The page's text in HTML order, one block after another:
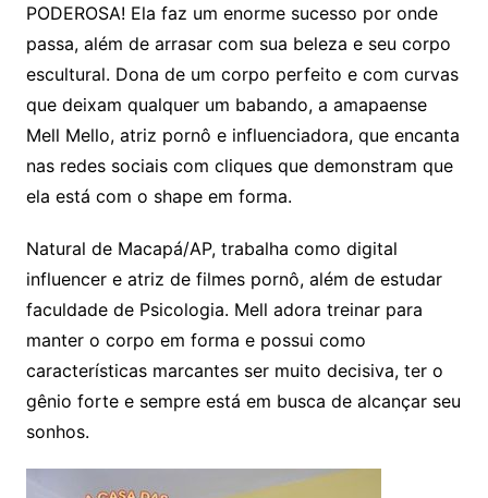
PODEROSA! Ela faz um enorme sucesso por onde
passa, além de arrasar com sua beleza e seu corpo
escultural. Dona de um corpo perfeito e com curvas
que deixam qualquer um babando, a amapaense
Mell Mello, atriz pornô e influenciadora, que encanta
nas redes sociais com cliques que demonstram que
ela está com o shape em forma.
Natural de Macapá/AP, trabalha como digital
influencer e atriz de filmes pornô, além de estudar
faculdade de Psicologia. Mell adora treinar para
manter o corpo em forma e possui como
características marcantes ser muito decisiva, ter o
gênio forte e sempre está em busca de alcançar seu
sonhos.